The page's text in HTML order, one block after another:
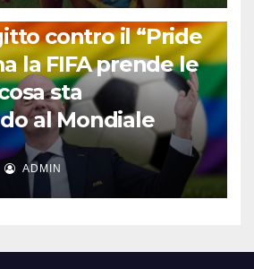
GOSSIP E NON SOLO
contro il “Pride
la FIFA prende le
sta
al Mondiale
ADMIN